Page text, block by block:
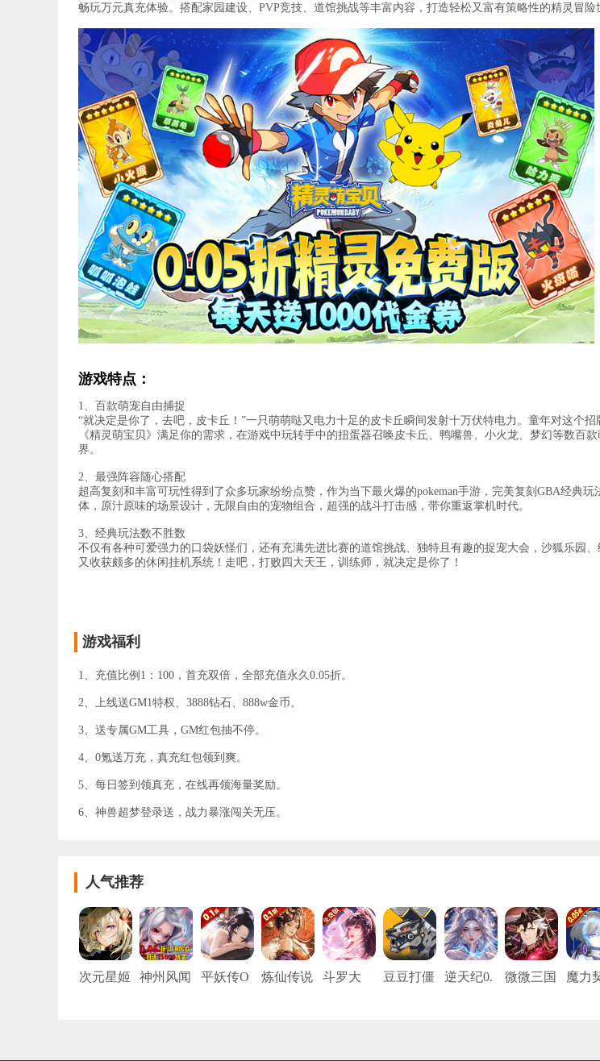
畅玩万元真充体验。搭配家园建设、PVP竞技、道馆挑战等丰富内容，打造轻松又富有策略性的精灵冒险
游戏特点：
1、百款萌宠自由捕捉
“就决定是你了，去吧，皮卡丘！”一只萌萌哒又电力十足的皮卡丘瞬间发射十万伏特电力。童年对这个
《精灵萌宝贝》满足你的需求，在游戏中玩转手中的扭蛋器召唤皮卡丘、鸭嘴兽、小火龙、梦幻等数百
界。
2、最强阵容随心搭配
超高复刻和丰富可玩性得到了众多玩家纷纷点赞，作为当下最火爆的pokeman手游，完美复刻GBA经典
体，原汁原味的场景设计，无限自由的宠物组合，超强的战斗打击感，带你重返掌机时代。
3、经典玩法数不胜数
不仅有各种可爱强力的口袋妖怪们，还有充满先进比赛的道馆挑战、独特且有趣的捉宠大会，沙狐乐园
又收获颇多的休闲挂机系统！走吧，打败四大天王，训练师，就决定是你了！
游戏福利
1、充值比例1：100，首充双倍，全部充值永久0.05折。
2、上线送GM1特权、3888钻石、888w金币。
3、送专属GM工具，GM红包抽不停。
4、0氪送万充，真充红包领到爽。
5、每日签到领真充，在线再领海量奖励。
6、神兽超梦登录送，战力暴涨闯关无压。
人气推荐
次元星姬
神州风闻
平妖传O
炼仙传说
斗罗大
豆豆打僵
逆天纪0.
微微三国
魔力